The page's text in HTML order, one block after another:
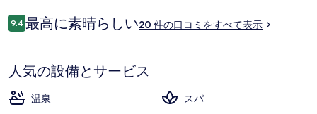
ー
口
コ
9.410段階中9.4
最高に素晴らしい20 件の口コミをすべて表示
人気の設備とサービス
温泉
スパ